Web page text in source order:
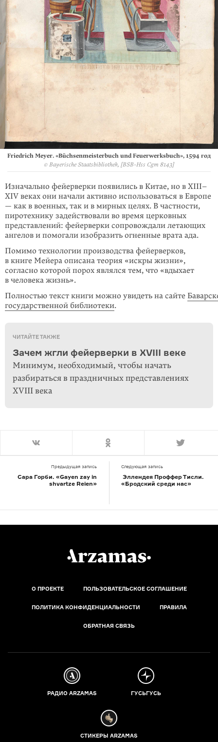
Friedrich Meyer. «Büchsenmeisterbuch und Feuerwerksbuch», 1594 год
© Bayerische Staatsbibliothek, [BSB-Hss Cgm 8143]
Изначально фейерверки появились в Китае, но в XIII–
XIV веках они начали активно использоваться в Европе
— как в военных, так и в мирных целях. В частности,
пиротехнику задействовали во время церковных
представлений: фейерверки сопровождали летающих
ангелов и помогали изобразить огненные врата ада.
Помимо технологии производства фейерверков,
в книге Мейера описана теория «искры жизни»,
согласно которой порох являлся тем, что «вдыхает
в человека жизнь».
Полностью текст книги можно увидеть на сайте
государственной библиотеки.
ЧИТАЙТЕ ТАКЖЕ
Зачем жгли фейерверки в XVIII веке
Минимум, необходимый, чтобы начать
разбираться в праздничных представлениях
XVIII века
Предыдущая запись
Сара Горби. «Gayen zay in
shvartze Reien»
Следующая запись
Эллендея Проффер Тисли.
«Бродский среди нас»
О ПРОЕКТЕ ПОЛЬЗОВАТЕЛЬСКОЕ СОГЛАШЕНИЕ
ПОЛИТИКА КОНФИДЕНЦИАЛЬНОСТИ ПРАВИЛА
ОБРАТНАЯ СВЯЗЬ
РАДИО ARZAMAS ГУСЬГУСЬ
СТИКЕРЫ ARZAMAS